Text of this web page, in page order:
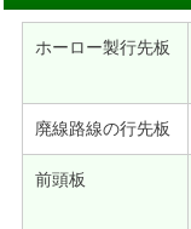
ホーロー製行先板
廃線路線の行先板
前頭板